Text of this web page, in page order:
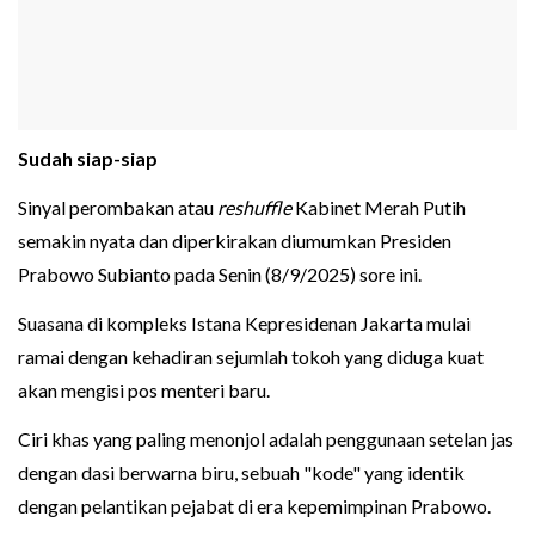
Sudah siap-siap
Sinyal perombakan atau reshuffleKabinet Merah Putih
semakin nyata dan diperkirakan diumumkan Presiden
Prabowo Subianto pada Senin (8/9/2025) sore ini.
Suasana di kompleks Istana Kepresidenan Jakarta mulai
ramai dengan kehadiran sejumlah tokoh yang diduga kuat
akan mengisi pos menteri baru.
Ciri khas yang paling menonjol adalah penggunaan setelan jas
dengan dasi berwarna biru, sebuah "kode" yang identik
dengan pelantikan pejabat di era kepemimpinan Prabowo.